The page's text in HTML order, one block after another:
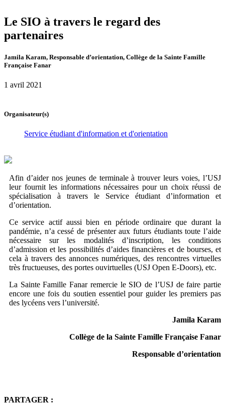
Le SIO à travers le regard des
partenaires
Jamila Karam, Responsable d’orientation, Collège de la Sainte Famille
Française Fanar
1 avril 2021
Organisateur(s)
Service étudiant d'information et d'orientation
Afin d’aider nos jeunes de terminale à trouver leurs voies, l’USJ
leur fournit les informations nécessaires pour un choix réussi de
spécialisation à travers le Service étudiant d’information et
d’orientation.
Ce service actif aussi bien en période ordinaire que durant la
pandémie, n’a cessé de présenter aux futurs étudiants toute l’aide
nécessaire sur les modalités d’inscription, les conditions
d’admission et les possibilités d’aides financières et de bourses, et
cela à travers des annonces numériques, des rencontres virtuelles
très fructueuses, des portes ouvirtuelles (USJ Open E-Doors), etc.
La Sainte Famille Fanar remercie le SIO de l’USJ de faire partie
encore une fois du soutien essentiel pour guider les premiers pas
des lycéens vers l’université.
Jamila Karam
Collège de la Sainte Famille Française Fanar
Responsable d’orientation
PARTAGER :